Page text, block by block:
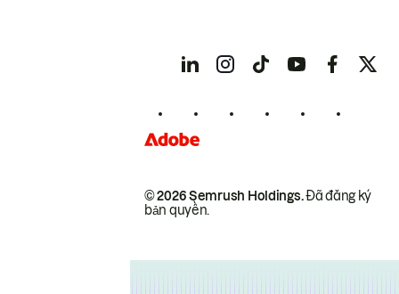
© 2026 Semrush Holdings.Đã đăng ký
bản quyền.